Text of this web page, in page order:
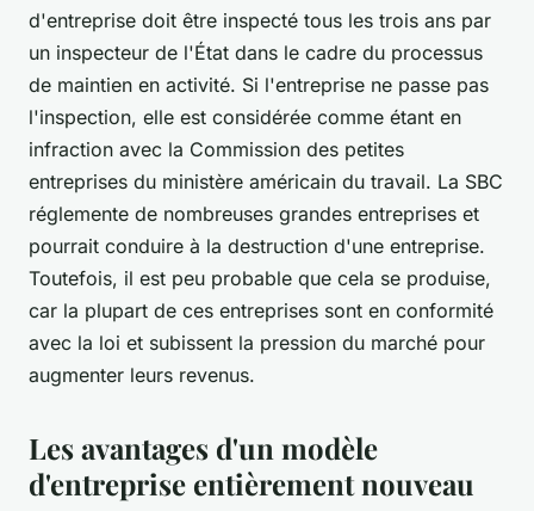
d'entreprise doit être inspecté tous les trois ans par
un inspecteur de l'État dans le cadre du processus
de maintien en activité. Si l'entreprise ne passe pas
l'inspection, elle est considérée comme étant en
infraction avec la Commission des petites
entreprises du ministère américain du travail. La SBC
réglemente de nombreuses grandes entreprises et
pourrait conduire à la destruction d'une entreprise.
Toutefois, il est peu probable que cela se produise,
car la plupart de ces entreprises sont en conformité
avec la loi et subissent la pression du marché pour
augmenter leurs revenus.
Les avantages d'un modèle
d'entreprise entièrement nouveau